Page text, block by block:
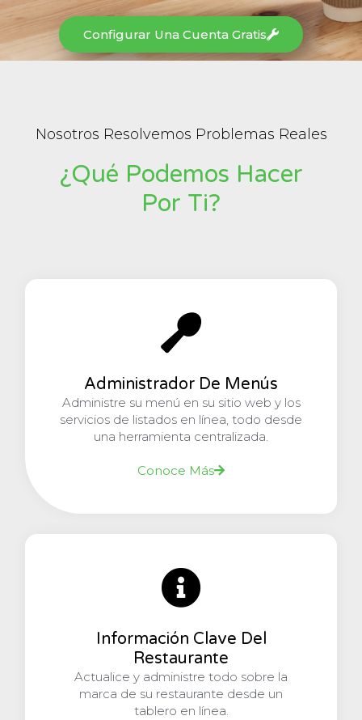
Configurar Una Cuenta Gratis
Nosotros Resolvemos Problemas Reales
¿Qué Podemos Hacer
Por Ti?
Administrador De Menús
Administre su menú en su sitio web y los
servicios de listados en línea, todo desde
una herramienta centralizada.
Conoce Más
Información Clave Del
Restaurante
Actualice y administre todo sobre la
marca de su restaurante desde un
tablero en línea.